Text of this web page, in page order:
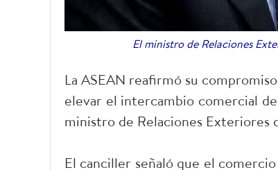
El ministro de Relaciones
La ASEAN reafirmó su
elevar el intercambio comercial
ministro de Relaciones Exteriores
El canciller señaló que el